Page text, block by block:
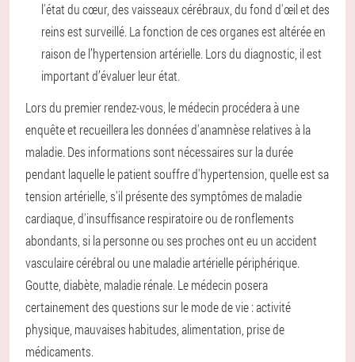
l'état du cœur, des vaisseaux cérébraux, du fond d'œil et des
reins est surveillé. La fonction de ces organes est altérée en
raison de l’hypertension artérielle. Lors du diagnostic, il est
important d’évaluer leur état.
Lors du premier rendez-vous, le médecin procédera à une
enquête et recueillera les données d'anamnèse relatives à la
maladie. Des informations sont nécessaires sur la durée
pendant laquelle le patient souffre d'hypertension, quelle est sa
tension artérielle, s'il présente des symptômes de maladie
cardiaque, d'insuffisance respiratoire ou de ronflements
abondants, si la personne ou ses proches ont eu un accident
vasculaire cérébral ou une maladie artérielle périphérique.
Goutte, diabète, maladie rénale. Le médecin posera
certainement des questions sur le mode de vie : activité
physique, mauvaises habitudes, alimentation, prise de
médicaments.